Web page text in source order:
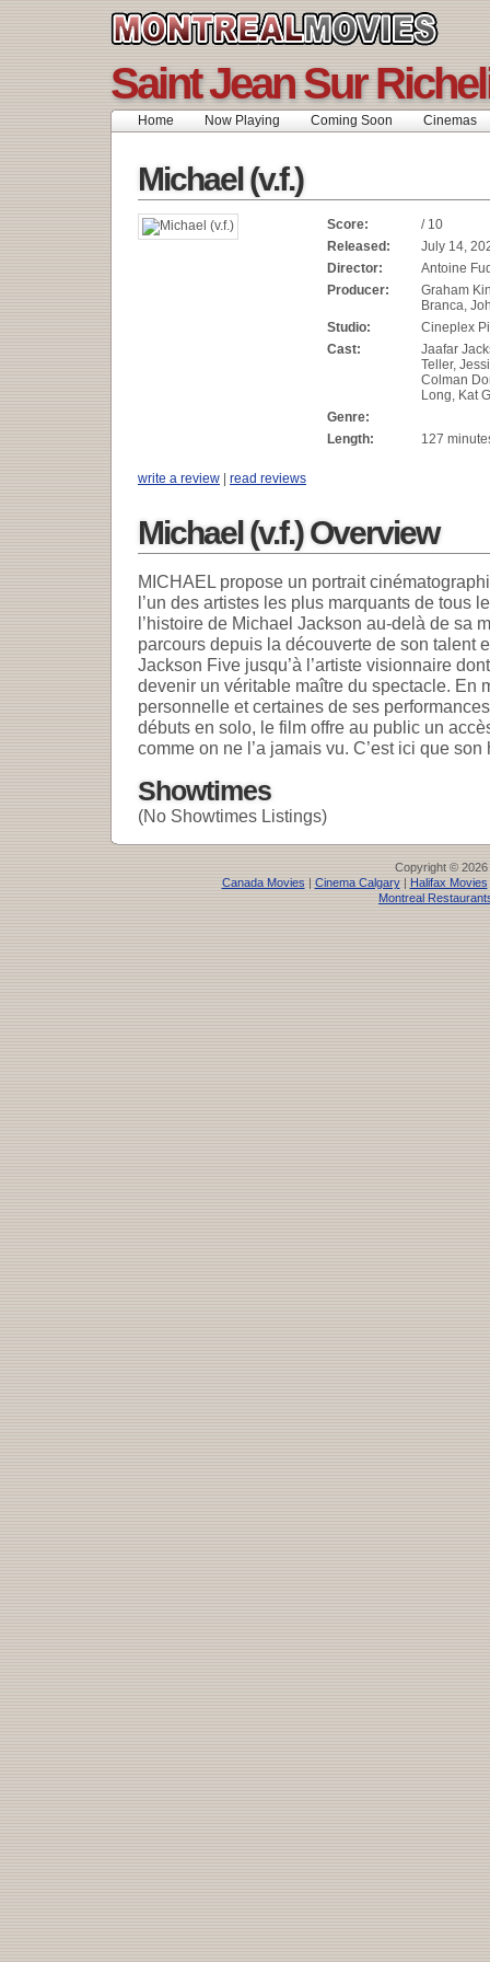
Saint Jean Sur
Home Now Playing Coming Soon Cinemas
Michael (v.f.)
Score:
/ 10
Released:
July 14,
Director:
Antoine
Producer:
Graham
Branca,
Studio:
Cineplex
Cast:
Jaafar
Teller,
Colman
Long, Kat
Genre:
Length:
127
write a review | read reviews
Michael (v.f.) Overview
MICHAEL propose un portrait
l’un des artistes les plus marquants de tous
l’histoire de Michael Jackson au-delà de sa
parcours depuis la découverte de son talent
Jackson Five jusqu’à l’artiste visionnaire
devenir un véritable maître du spectacle. En
personnelle et certaines de ses
débuts en solo, le film offre au public un
comme on ne l’a jamais vu. C’est ici que
Showtimes
(No Showtimes Listings)
Copyright © 2026
Canada Movies | Cinema Calgary| Halifax Movies
Montreal